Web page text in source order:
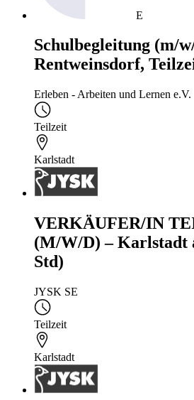
E
Schulbegleitung (m/
Rentweinsdorf,
Erleben - Arbeiten und Lernen e.V.
Teilzeit
Karlstadt
VERKÄUFER/IN
(M/W/D) – Karlstadt
Std)
JYSK SE
Teilzeit
Karlstadt